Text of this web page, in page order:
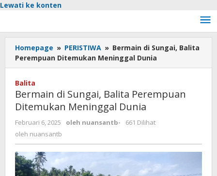
Lewati ke konten
Homepage » PERISTIWA » Bermain di Sungai, Balita
Perempuan Ditemukan Meninggal Dunia
Balita
Bermain di Sungai, Balita Perempuan
Ditemukan Meninggal Dunia
Februari 6, 2025 oleh nuansantb-
661 Dilihat
oleh nuansantb